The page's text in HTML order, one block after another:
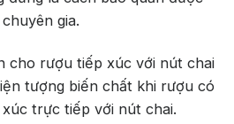
gia.
cho rượu tiếp xúc với nút chai
tượng biến chất khi rượu có
trực tiếp với nút chai.